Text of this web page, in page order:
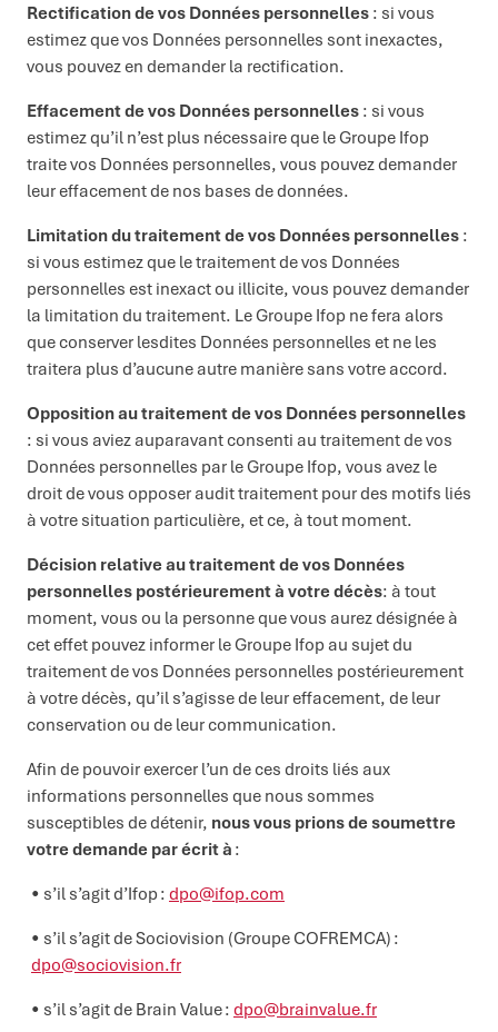
Rectification de vos Données personnelles : si vous
estimez que vos Données personnelles sont inexactes,
vous pouvez en demander la rectification.
Effacement de vos Données personnelles : si vous
estimez qu’il n’est plus nécessaire que le Groupe Ifop
traite vos Données personnelles, vous pouvez demander
leur effacement de nos bases de données.
Limitation du traitement de vos Données personnelles :
si vous estimez que le traitement de vos Données
personnelles est inexact ou illicite, vous pouvez demander
la limitation du traitement. Le Groupe Ifop ne fera alors
que conserver lesdites Données personnelles et ne les
traitera plus d’aucune autre manière sans votre accord.
Opposition au traitement de vos Données personnelles
: si vous aviez auparavant consenti au traitement de vos
Données personnelles par le Groupe Ifop, vous avez le
droit de vous opposer audit traitement pour des motifs liés
à votre situation particulière, et ce, à tout moment.
Décision relative au traitement de vos Données
personnelles postérieurement à votre décès: à tout
moment, vous ou la personne que vous aurez désignée à
cet effet pouvez informer le Groupe Ifop au sujet du
traitement de vos Données personnelles postérieurement
à votre décès, qu’il s’agisse de leur effacement, de leur
conservation ou de leur communication.
Afin de pouvoir exercer l’un de ces droits liés aux
informations personnelles que nous sommes
susceptibles de détenir, nous vous prions de soumettre
votre demande par écrit à :
s’il s’agit d’Ifop : dpo@ifop.com
s’il s’agit de Sociovision (Groupe COFREMCA) :
dpo@sociovision.fr
s’il s’agit de Brain Value : dpo@brainvalue.fr